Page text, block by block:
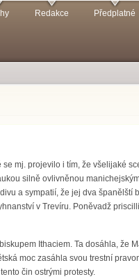
Redakce Předplatné
mj. projevilo i tím, že všelijaké
silně ovlivněnou
a sympatií, že jej dva španělští
v Trevíru. Poněvadž
Ithaciem. Ta dosáhla, že
moc zasáhla svou trestní
čin ostrými protesty.